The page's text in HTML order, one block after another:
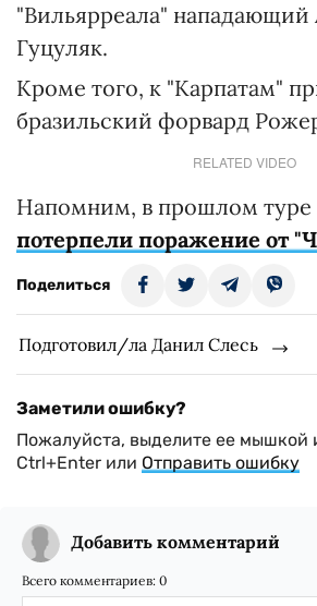
"Вильярреала" нападающий
Гуцуляк.
Кроме того, к "Карпатам"
бразильский форвард
RELATED VIDEO
Напомним, в прошлом туре
потерпели поражение от
Поделиться
Подготовил/ла Данил Слесь
Заметили ошибку?
Пожалуйста, выделите ее мышкой
Ctrl+Enter или Отправить ошибку
Добавить комментарий
Всего комментариев: 0